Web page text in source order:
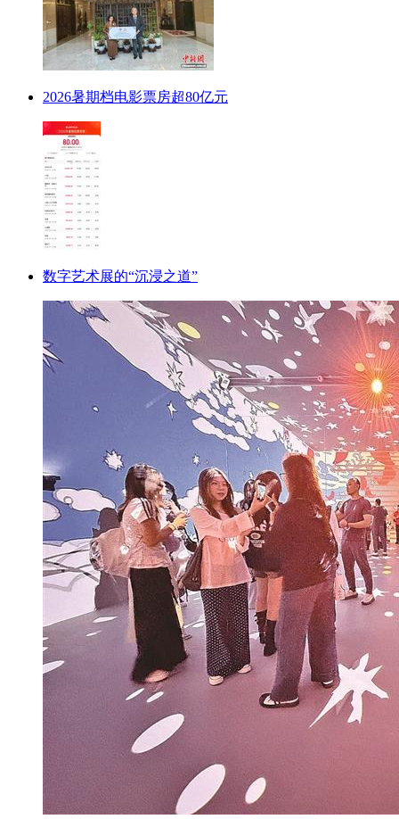
2026暑期档电影票房超80亿元
数字艺术展的“沉浸之道”